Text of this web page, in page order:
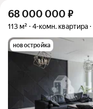
68 000 000 ₽
113 м² 4-комн. квартира
новостройка